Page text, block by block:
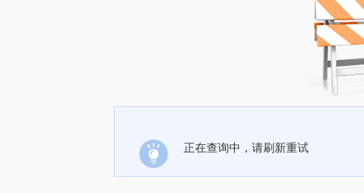
正在查询中，请刷新重试